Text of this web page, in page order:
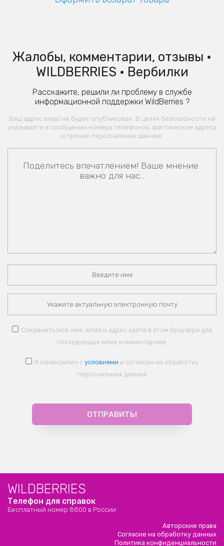
Жалобы, комментарии, отзывы •
WILDBERRIES • Вербилки
Расскажите, решили ли проблему в службе
информационной поддержки WildBerries ?
Ваш адрес email не будет опубликован. В целях безопасности не
указывайте в сообщении номера телефонов, фактические адреса
и прочие персональные данные.
Сохранить моё имя, email и адрес сайта в этом браузере для
последующих моих комментариев.
Я ознакомлен с условиями и согласен на обработку
персональных данных
WILDBERRIES
Телефон для справок
Бесплатный номер 8800 в России
Авторские права
Согласие на обработку данных
Политика конфиденциальности